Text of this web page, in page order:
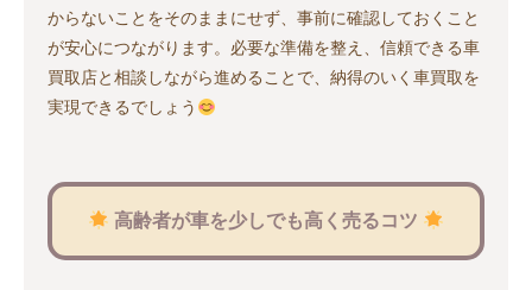
からないことをそのままにせず、事前に確認しておくこと
が安心につながります。必要な準備を整え、信頼できる車
買取店と相談しながら進めることで、納得のいく車買取を
実現できるでしょう
高齢者が車を少しでも高く売るコツ